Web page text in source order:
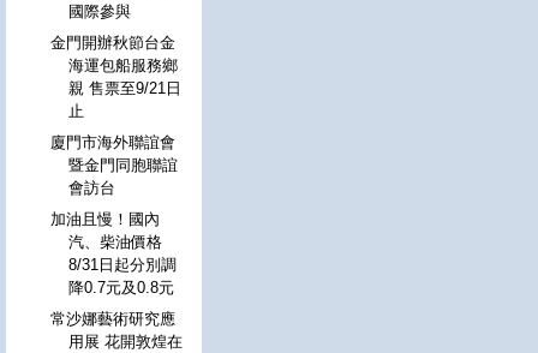
國際參與
金門開辦秋節台金
海運包船服務鄉
親 售票至9/21日
止
廈門市海外聯誼會
暨金門同胞聯誼
會訪台
加油且慢！國內
汽、柴油價格
8/31日起分別調
降0.7元及0.8元
常沙娜藝術研究應
用展 花開敦煌在